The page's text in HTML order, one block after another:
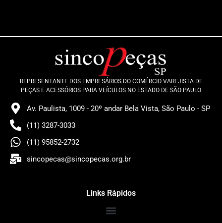
REPRESENTANTE DOS EMPRESÁRIOS DO COMÉRCIO VAREJISTA DE
PEÇAS E ACESSÓRIOS PARA VEÍCULOS NO ESTADO DE SÃO PAULO
Av. Paulista, 1009 - 20º andar Bela Vista, São Paulo - SP
(11) 3287-3033
(11) 95852-2732
sincopecas@sincopecas.org.br
Links Rápidos